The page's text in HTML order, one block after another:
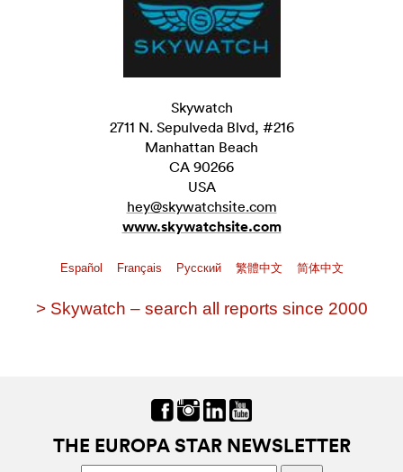
Skywatch
2711 N. Sepulveda Blvd, #216
Manhattan Beach
CA 90266
USA
hey@skywatchsite.com
www.skywatchsite.com
Español Français Pусский 繁體中文 简体中文
> Skywatch – search all reports since 2000
THE EUROPA STAR NEWSLETTER